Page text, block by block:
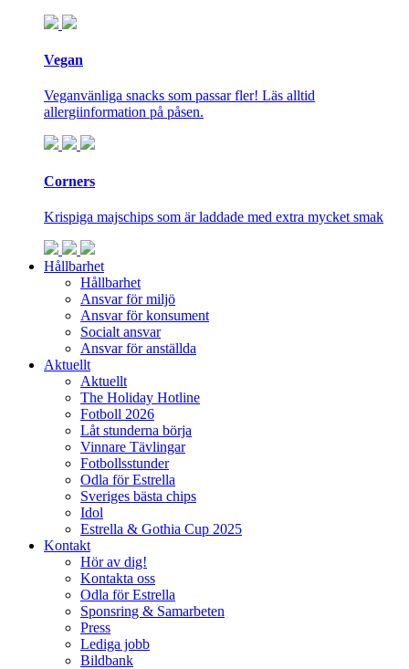
Vegan
Veganvänliga snacks som passar fler! Läs alltid
allergiinformation på påsen.
Corners
Krispiga majschips som är laddade med extra mycket smak
Hållbarhet
Hållbarhet
Ansvar för miljö
Ansvar för konsument
Socialt ansvar
Ansvar för anställda
Aktuellt
Aktuellt
The Holiday Hotline
Fotboll 2026
Låt stunderna börja
Vinnare Tävlingar
Fotbollsstunder
Odla för Estrella
Sveriges bästa chips
Idol
Estrella & Gothia Cup 2025
Kontakt
Hör av dig!
Kontakta oss
Odla för Estrella
Sponsring & Samarbeten
Press
Lediga jobb
Bildbank